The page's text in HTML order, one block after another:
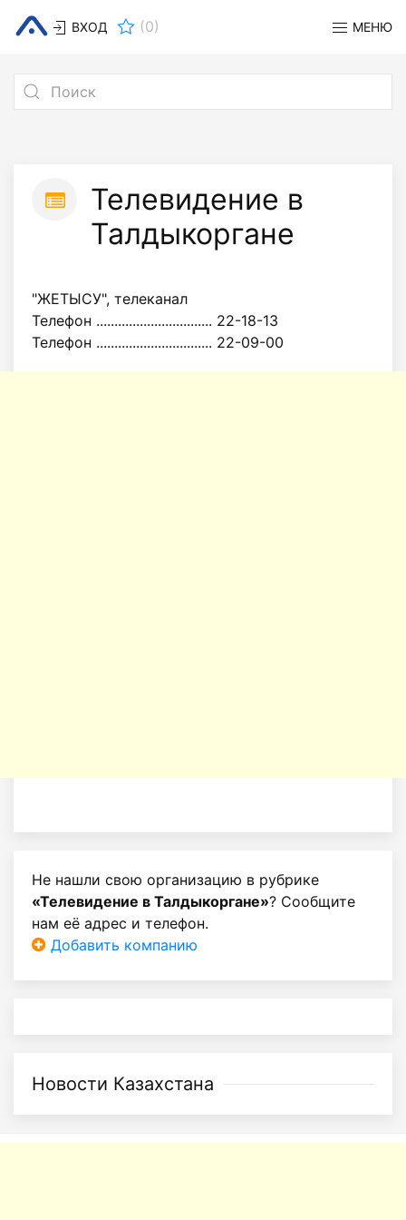
ВХОД (0) МЕНЮ
Телевидение в
Талдыкоргане
"ЖЕТЫСУ", телеканал
Телефон ................................ 22-18-13
Телефон ................................ 22-09-00
Не нашли свою организацию в рубрике
«Телевидение в Талдыкоргане»? Сообщите
нам её адрес и телефон.
Добавить компанию
Новости Казахстана